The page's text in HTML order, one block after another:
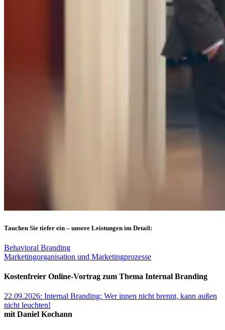
Tauchen Sie tiefer ein – unsere Leistungen im Detail:
Behavioral Branding
Marketingorganisation und Marketingprozesse
Kostenfreier Online-Vortrag zum Thema Internal Branding
22.09.2026: Internal Branding: Wer innen nicht brennt, kann außen
nicht leuchten!
mit Daniel Kochann